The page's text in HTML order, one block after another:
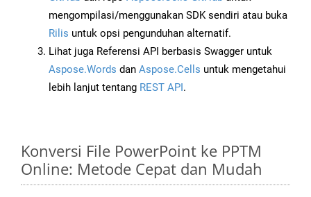
mengompilasi/menggunakan SDK sendiri atau buka
Rilis untuk opsi pengunduhan alternatif.
Lihat juga Referensi API berbasis Swagger untuk
Aspose.Words dan Aspose.Cells untuk mengetahui
lebih lanjut tentang REST API.
Konversi File PowerPoint ke PPTM
Online: Metode Cepat dan Mudah